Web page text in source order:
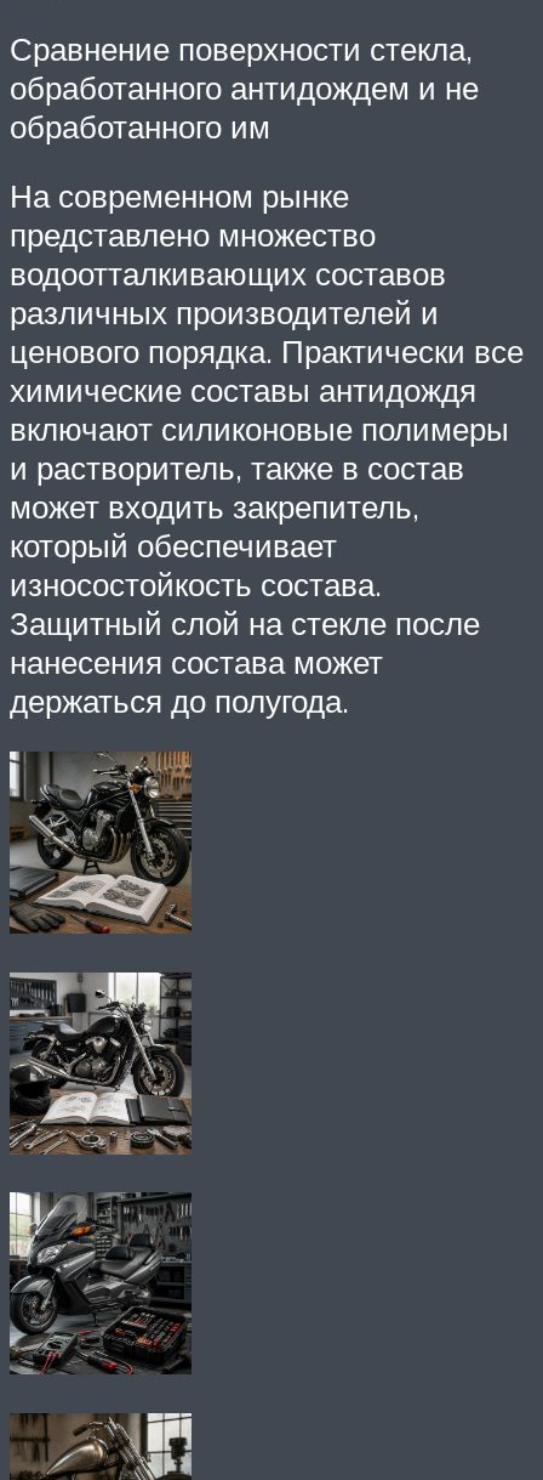
Сравнение поверхности стекла,
обработанного антидождем и не
обработанного им
На современном рынке
представлено множество
водоотталкивающих составов
различных производителей и
ценового порядка. Практически все
химические составы антидождя
включают силиконовые полимеры
и растворитель, также в состав
может входить закрепитель,
который обеспечивает
износостойкость состава.
Защитный слой на стекле после
нанесения состава может
держаться до полугода.